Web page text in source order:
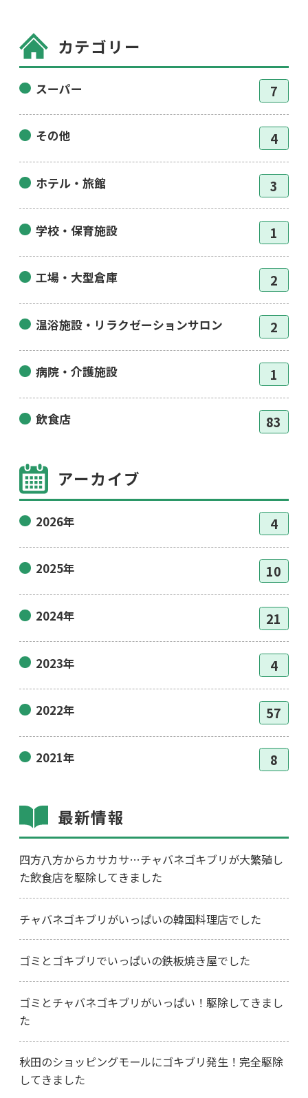
カテゴリー
スーパー 7
その他 4
ホテル・旅館 3
学校・保育施設 1
工場・大型倉庫 2
温浴施設・リラクゼーションサロン 2
病院・介護施設 1
飲食店 83
アーカイブ
2026年 4
2025年 10
2024年 21
2023年 4
2022年 57
2021年 8
最新情報
四方八方からカサカサ…チャバネゴキブリが大繁殖し
た飲食店を駆除してきました
チャバネゴキブリがいっぱいの韓国料理店でした
ゴミとゴキブリでいっぱいの鉄板焼き屋でした
ゴミとチャバネゴキブリがいっぱい！駆除してきまし
た
秋田のショッピングモールにゴキブリ発生！完全駆除
してきました